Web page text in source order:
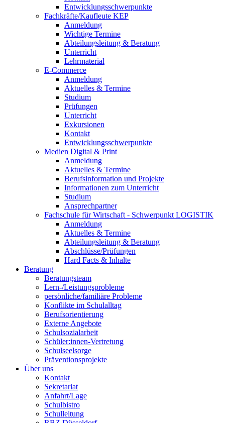
Entwicklungsschwerpunkte
Fachkräfte/Kaufleute KEP
Anmeldung
Wichtige Termine
Abteilungsleitung & Beratung
Unterricht
Lehrmaterial
E-Commerce
Anmeldung
Aktuelles & Termine
Studium
Prüfungen
Unterricht
Exkursionen
Kontakt
Entwicklungsschwerpunkte
Medien Digital & Print
Anmeldung
Aktuelles & Termine
Berufsinformation und Projekte
Informationen zum Unterricht
Studium
Ansprechpartner
Fachschule für Wirtschaft - Schwerpunkt LOGISTIK
Anmeldung
Aktuelles & Termine
Abteilungsleitung & Beratung
Abschlüsse/Prüfungen
Hard Facts & Inhalte
Beratung
Beratungsteam
Lern-/Leistungsprobleme
persönliche/familiäre Probleme
Konflikte im Schulalltag
Berufsorientierung
Externe Angebote
Schulsozialarbeit
Schüler:innen-Vertretung
Schulseelsorge
Präventionsprojekte
Über uns
Kontakt
Sekretariat
Anfahrt/Lage
Schulbistro
Schulleitung